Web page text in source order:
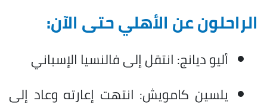
الراحلون عن الأهلي حتى الآن:
أليو ديانج: انتقل إلى فالنسيا الإسباني
يلسين كامويش: انتهت إعارته وعاد إلى